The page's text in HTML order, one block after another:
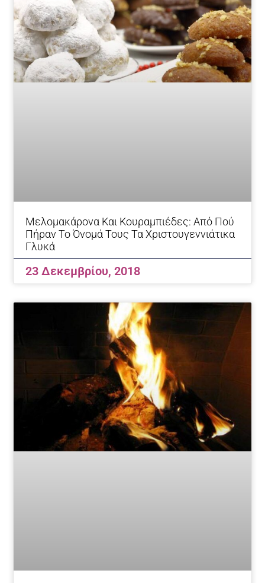
Μελομακάρονα Και Κουραμπιέδες: Από Πού
Πήραν Το Όνομά Τους Τα Χριστουγεννιάτικα
Γλυκά
23 Δεκεμβρίου, 2018